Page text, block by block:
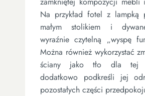
Na przykład fotel z lampką
małym stolikiem i
wyraźnie czytelną „wyspę
Można również wykorzystać
ściany jako tło dla tej
dodatkowo podkreśli jej
pozostałych części